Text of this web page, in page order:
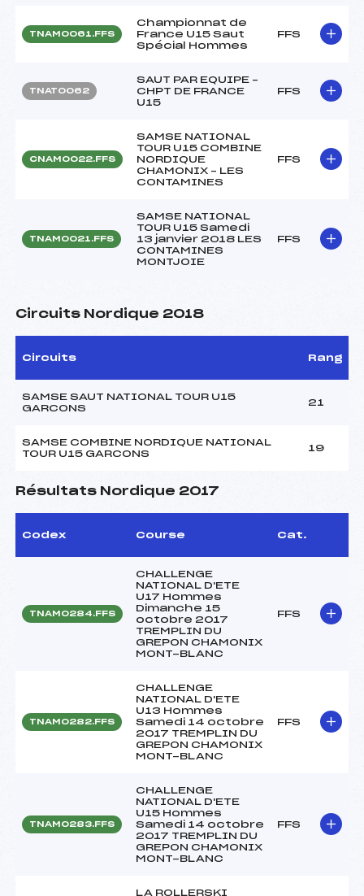
TNAM0061.FFS
Championnat de
France U15 Saut
Spécial Hommes
FFS
TNAT0062
SAUT PAR EQUIPE –
CHPT DE FRANCE
U15
FFS
CNAM0022.FFS
SAMSE NATIONAL
TOUR U15 COMBINE
NORDIQUE
CHAMONIX – LES
CONTAMINES
FFS
TNAM0021.FFS
SAMSE NATIONAL
TOUR U15 Samedi
13 janvier 2018 LES
CONTAMINES
MONTJOIE
FFS
Circuits Nordique 2018
Circuits Rang
SAMSE SAUT NATIONAL TOUR U15
GARCONS
21
SAMSE COMBINE NORDIQUE NATIONAL
TOUR U15 GARCONS
19
Résultats Nordique 2017
Codex Course Cat.
TNAM0284.FFS
CHALLENGE
NATIONAL D'ETE
U17 Hommes
Dimanche 15
octobre 2017
TREMPLIN DU
GREPON CHAMONIX
MONT-BLANC
FFS
TNAM0282.FFS
CHALLENGE
NATIONAL D'ETE
U13 Hommes
Samedi 14 octobre
2017 TREMPLIN DU
GREPON CHAMONIX
MONT-BLANC
FFS
TNAM0283.FFS
CHALLENGE
NATIONAL D'ETE
U15 Hommes
Samedi 14 octobre
2017 TREMPLIN DU
GREPON CHAMONIX
MONT-BLANC
FFS
LA ROLLERSKI